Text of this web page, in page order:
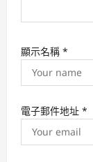
顯示名稱 *
電子郵件地址 *